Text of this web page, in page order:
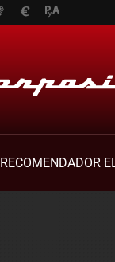
RECOMENDADOR